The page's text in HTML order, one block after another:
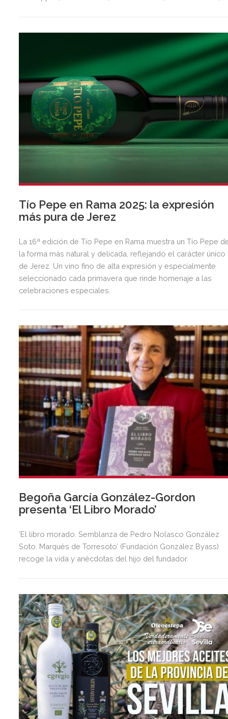
McLaren, Real Madrid masculino, Selección masculina de
fútbol de España y Selección masculina de baloncesto de
Tío Pepe en Rama 2025: la expresión
más pura de Jerez
La 16ª edición de Tío Pepe en Rama muestra un Tío Pepe
la forma más natural y delicada, reflejando el carácter único
de Jerez. Un vino fino de alta expresión y especialmente
seleccionado cada primavera que rinde homenaje a las
celebraciones especiales.
Begoña García González-Gordon
presenta ‘El Libro Morado’
‘El libro morado. Semblanza de Pedro Nolasco González
Soto. Marqués de Torresoto’ (Fundación González Byass)
recoge la vida y anécdotas del hijo del fundador.